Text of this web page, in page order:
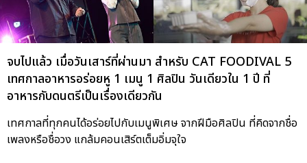
จบไปแล้ว เมื่อวันเสาร์ที่ผ่านมา สำหรับ CAT FOODIVAL 5
เทศกาลอาหารอร่อยหู 1 เมนู 1 ศิลปิน วันเดียวใน 1 ปี ที่
อาหารกับดนตรีเป็นเรื่องเดียวกัน
เทศกาลที่ทุกคนได้อร่อยไปกับเมนูพิเศษ จากฝีมือศิลปิน ที่คิดจากชื่อ
เพลงหรือชื่อวง แกล้มคอนเสิร์ตเต็มอิ่มจุใจ